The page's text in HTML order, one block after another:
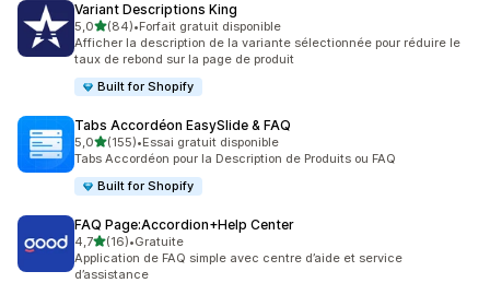
Variant Descriptions King
5,0étoile(s) sur 5
(84)
84 avis au total
•Forfait gratuit disponible
Afficher la description de la variante sélectionnée pour réduire le
taux de rebond sur la page de produit
Built for Shopify
Tabs Accordéon EasySlide & FAQ
5,0étoile(s) sur 5
(155)
155 avis au total
•Essai gratuit disponible
Tabs Accordéon pour la Description de Produits ou FAQ
Built for Shopify
FAQ Page:Accordion+Help Center
4,7étoile(s) sur 5
(16)
16 avis au total
•Gratuite
Application de FAQ simple avec centre d’aide et service
d’assistance